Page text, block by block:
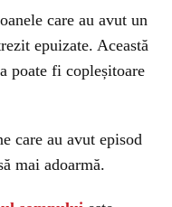
care au avut un
epuizate. Această
poate fi copleșitoare
care au avut episod
mai adoarmă.